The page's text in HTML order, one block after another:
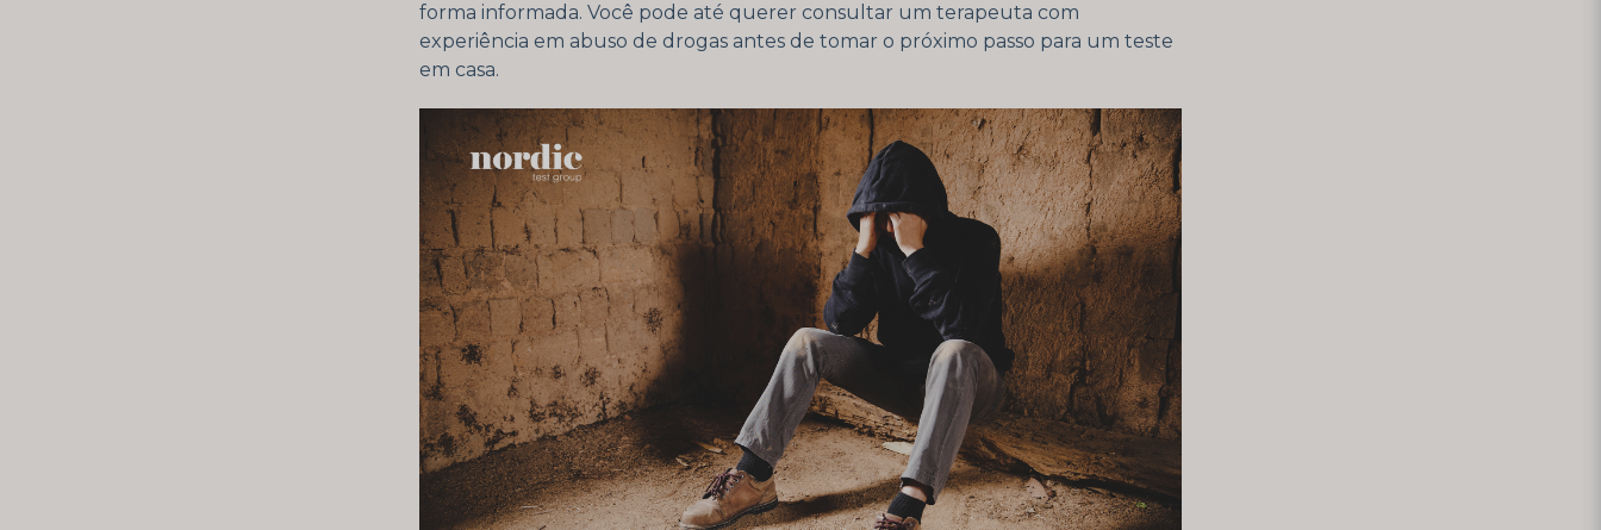
forma informada. Você pode até querer consultar um terapeuta com
experiência em abuso de drogas antes de tomar o próximo passo para um teste
em casa.